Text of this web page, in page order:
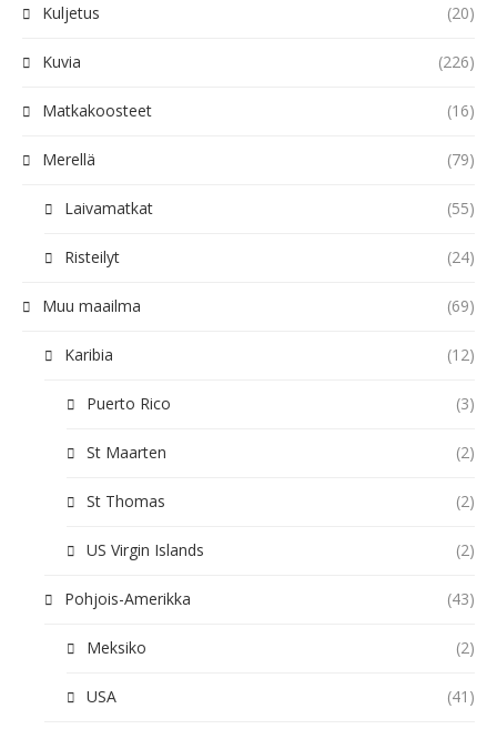
Kuljetus (20)
Kuvia (226)
Matkakoosteet (16)
Merellä (79)
Laivamatkat (55)
Risteilyt (24)
Muu maailma (69)
Karibia (12)
Puerto Rico (3)
St Maarten (2)
St Thomas (2)
US Virgin Islands (2)
Pohjois-Amerikka (43)
Meksiko (2)
USA (41)